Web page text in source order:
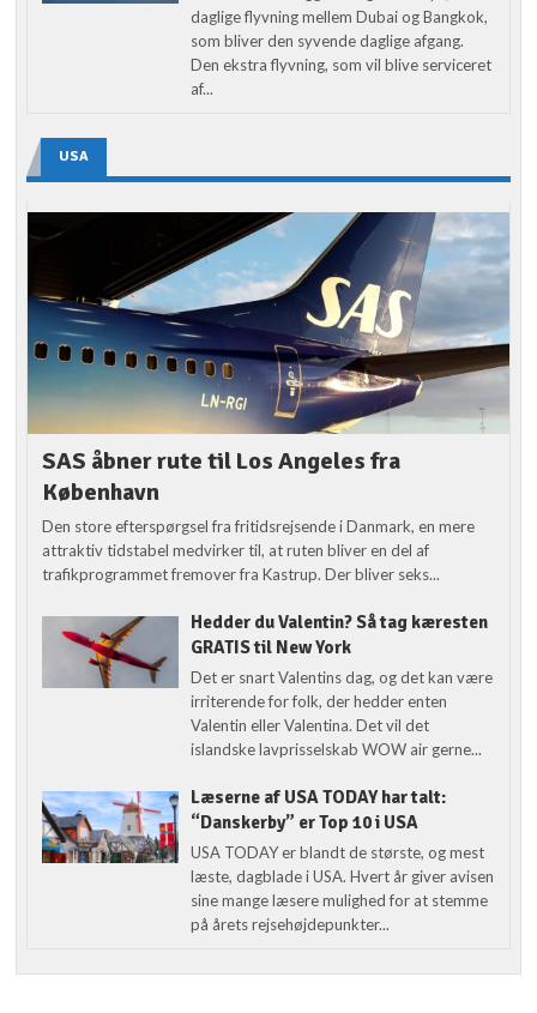
daglige flyvning mellem Dubai og Bangkok,
som bliver den syvende daglige afgang.
Den ekstra flyvning, som vil blive serviceret
af...
USA
SAS åbner rute til Los Angeles fra
København
Den store efterspørgsel fra fritidsrejsende i Danmark, en mere
attraktiv tidstabel medvirker til, at ruten bliver en del af
trafikprogrammet fremover fra Kastrup. Der bliver seks...
Hedder du Valentin? Så tag kæresten
GRATIS til New York
Det er snart Valentins dag, og det kan være
irriterende for folk, der hedder enten
Valentin eller Valentina. Det vil det
islandske lavprisselskab WOW air gerne...
Læserne af USA TODAY har talt:
“Danskerby” er Top 10 i USA
USA TODAY er blandt de største, og mest
læste, dagblade i USA. Hvert år giver avisen
sine mange læsere mulighed for at stemme
på årets rejsehøjdepunkter...